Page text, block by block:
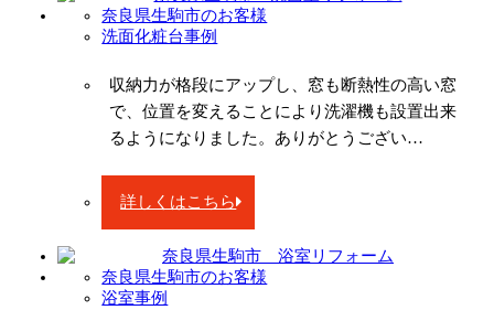
奈良県生駒市のお客様
洗面化粧台事例
収納力が格段にアップし、窓も断熱性の高い窓
で、位置を変えることにより洗濯機も設置出来
るようになりました。ありがとうござい…
詳しくはこちら
奈良県生駒市のお客様
浴室事例